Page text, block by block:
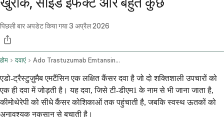
पिछली बार अपडेट किया गया3 अप्रैल 2026
होम दवाएं Ado Trastuzumab Emtansine Intravenous Route
एडो-ट्रैस्टुज़ुमैब एमटैंसिन एक लक्षित कैंसर दवा है जो दो शक्तिशाली उपचारों को
एक ही दवा में जोड़ती है। यह दवा, जिसे टी-डीएम1 के नाम से भी जाना जाता है,
कीमोथेरेपी को सीधे कैंसर कोशिकाओं तक पहुंचाती है, जबकि स्वस्थ ऊतकों को
अनावश्यक नुकसान से बचाती है।